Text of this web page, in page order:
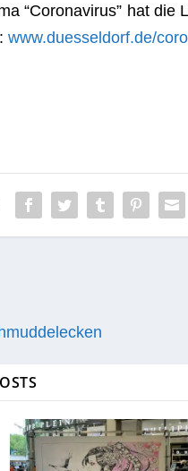
“Coro­na­vi­rus” hat
www.duesseldorf.de/